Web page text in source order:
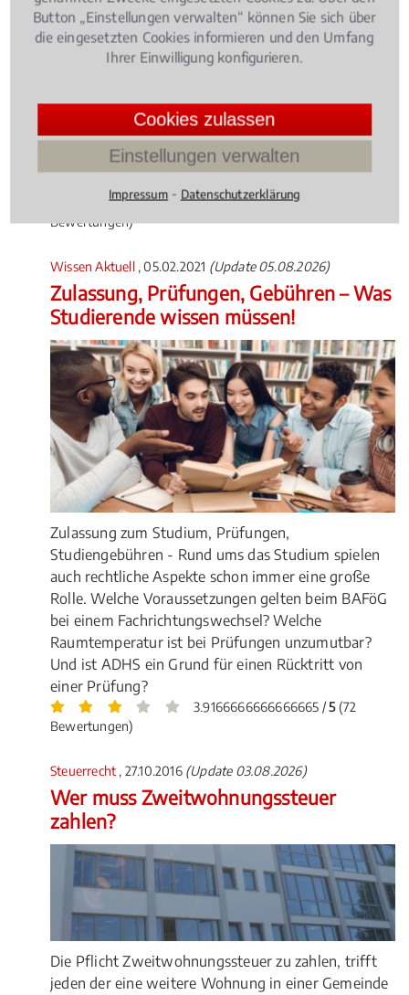
Ob Jagdunfälle, Schäden bei der Treibjagd oder der
Entzug des Waffenscheins – für viele Jäger ist die
Konfrontation mit Recht und Gesetz eine große
4.014598540145985 /
Bewertungen)
Wissen Aktuell , 05.02.2021 (Update 05.08.2026)
Zulassung, Prüfungen, Gebühren – Was
Studierende wissen müssen!
Zulassung zum Studium, Prüfungen,
Studiengebühren - Rund ums das Studium spielen
auch rechtliche Aspekte schon immer eine große
Rolle. Welche Voraussetzungen gelten beim BAFöG
bei einem Fachrichtungswechsel? Welche
Raumtemperatur ist bei Prüfungen unzumutbar?
Und ist ADHS ein Grund für einen Rücktritt von
einer Prüfung?
3.9166666666666665 /5(72
Bewertungen)
Steuerrecht , 27.10.2016 (Update 03.08.2026)
Wer muss Zweitwohnungssteuer
zahlen?
Die Pflicht Zweitwohnungssteuer zu zahlen, trifft
jeden der eine weitere Wohnung in einer Gemeinde
Button „Einstellungen verwalten“ können Sie sich über
die eingesetzten Cookies informieren und den Umfang
Ihrer Einwilligung konfigurieren.
Cookies zulassen
Einstellungen verwalten
Impressum ⁃ Datenschutzerklärung